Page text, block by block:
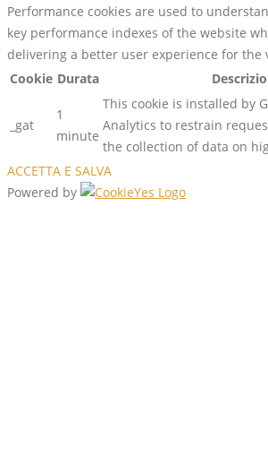
Performance cookies are used to
key performance indexes of the website
delivering a better user experience for the
Cookie Durata
_gat
1
minute
This cookie is installed by
Analytics to restrain
the collection of data on
ACCETTA E SALVA
Powered by